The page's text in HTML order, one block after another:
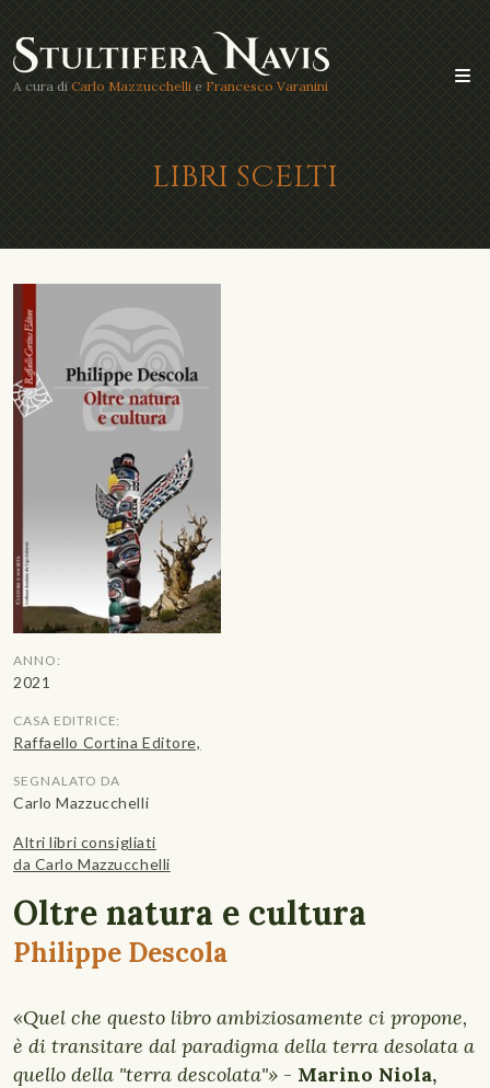
A cura di Carlo Mazzucchelli e Francesco Varanini
LIBRI SCELTI
ANNO:
2021
CASA EDITRICE:
Raffaello Cortina Editore,
SEGNALATO DA
Carlo Mazzucchelli
Altri libri consigliati
da Carlo Mazzucchelli
Oltre natura e cultura
Philippe Descola
«Quel che questo libro ambiziosamente ci propone,
è di transitare dal paradigma della terra desolata a
quello della "terra descolata"» - Marino Niola,